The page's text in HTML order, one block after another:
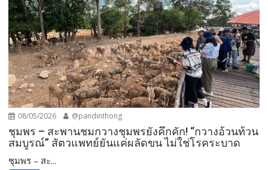
08/05/2026 @pandinthong
ชุมพร – สะพานชมกวางชุมพรยังคึกคัก! “กวางอ้วนท้วน
สมบูรณ์” สัตวแพทย์ยันแค่ผลัดขน ไม่ใช่โรคระบาด
ชุมพร – สะ...